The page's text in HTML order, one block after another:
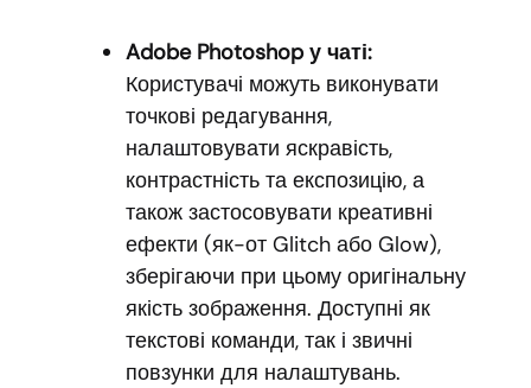
Adobe Photoshop у чаті:
Користувачі можуть виконувати
точкові редагування,
налаштовувати яскравість,
контрастність та експозицію, а
також застосовувати креативні
ефекти (як-от Glitch або Glow),
зберігаючи при цьому оригінальну
якість зображення. Доступні як
текстові команди, так і звичні
повзунки для налаштувань.